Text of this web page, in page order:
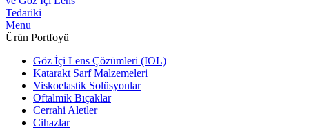
Menu
Ürün Portfoyü
Göz İçi Lens Çözümleri (IOL)
Katarakt Sarf Malzemeleri
Viskoelastik Solüsyonlar
Oftalmik Bıçaklar
Cerrahi Aletler
Cihazlar